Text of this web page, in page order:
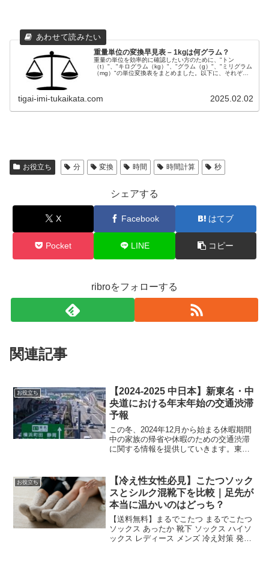
重量単位の変換早見表 – 1kgは何グラム？
重量の単位を効率的に確認したい方のために、"トン
（t）"、"キログラム（kg）"、"グラム（g）"、"ミリグラム
（mg）"の単位変換表をまとめました。以下に、それぞれ
tigai-imi-tukaikata.com 2025.02.02
お役立ち 分 変換 時間 時間計算 秒
シェアする
X Facebook はてブ
Pocket LINE コピー
ribroをフォローする
関連記事
お役立ち
【2024-2025 中日本】新東名・中
央道における年末年始の交通渋滞
予報
この冬、2024年12月から始まる休暇期間
中の家族の帰省や休暇のための交通渋滞
に関する情報を提供していきます。東京
を分析し、交通渋滞が予想される主要区
間とその詳細な予測...
お役立ち
【冷え性女性必見】こたつソック
スとシルク混靴下を比較｜足先が
本当に温かいのはどっち？
【送料無料】まるでこたつ まるでこたつ
ソックス あったか 靴下 ソックス ハイソ
ックス レディース メンズ 冷え対策 発熱